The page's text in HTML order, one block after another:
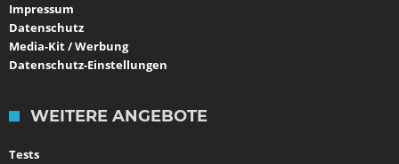
Impressum
Datenschutz
Media-Kit / Werbung
Datenschutz-Einstellungen
WEITERE ANGEBOTE
Tests